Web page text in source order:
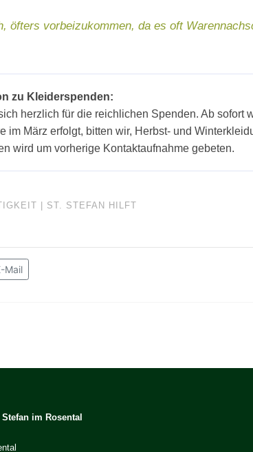
öfters vorbeizukommen, da es oft
zu Kleiderspenden:
herzlich für die reichlichen Spenden. Ab sofort
im März erfolgt, bitten wir, Herbst- und
wird um vorherige Kontaktaufnahme gebeten.
| ST. STEFAN HILFT
Mail
im Rosental